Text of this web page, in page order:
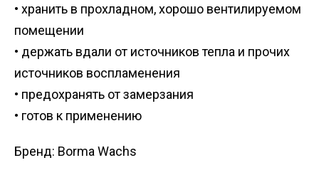
• хранить в прохладном, хорошо вентилируемом
помещении
• держать вдали от источников тепла и прочих
источников воспламенения
• предохранять от замерзания
• готов к применению
Бренд: Borma Wachs